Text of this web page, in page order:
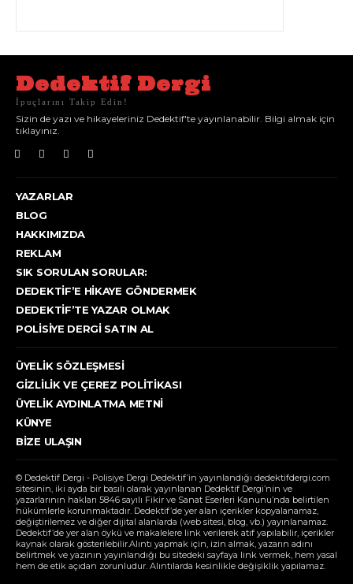
Dedektif Dergi
İpuçlarını Takip Edin!
Sizin de yazı ve hikayeleriniz Dedektif'te yayınlanabilir. Bilgi almak için
tıklayınız.
YAZARLAR
BLOG
HAKKIMIZDA
REKLAM
SIK SORULAN SORULAR:
DEDEKTIF’E HIKAYE GÖNDERMEK
DEDEKTIF’TE YAZAR OLMAK
POLISIYE DERGI SATIN AL
ÜYELIK SÖZLEŞMESI
GIZLILIK VE ÇEREZ POLITIKASI
ÜYELIK AYDINLATMA METNI
KÜNYE
BIZE ULAŞIN
© Dedektif Dergi - Polisiye Dergi Dedektif’in yayınlandığı dedektifdergi.com
sitesinin, iki ayda bir basılı olarak yayınlanan Dedektif Dergi’nin ve
yazarlarının hakları 5846 sayılı Fikir ve Sanat Eserleri Kanunu’nda belirtilen
hükümlerle korunmaktadır. Dedektif’de yer alan içerikler kopyalanamaz,
değiştirilemez ve diğer dijital alanlarda (web sitesi, blog, vb.) yayınlanamaz.
Dedektif’de yer alan öykü ve makalelere link verilerek atıf yapılabilir, içerikler
kaynak olarak gösterilebilir.Alıntı yapmak için, izin almak, yazarın adını
belirtmek ve yazının yayınlandığı bu sitedeki sayfaya link vermek, hem yasal
hem de etik açıdan zorunludur. Alıntılarda kesinlikle değişiklik yapılamaz.